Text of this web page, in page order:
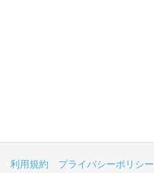
利用規約 プライバシーポリシー